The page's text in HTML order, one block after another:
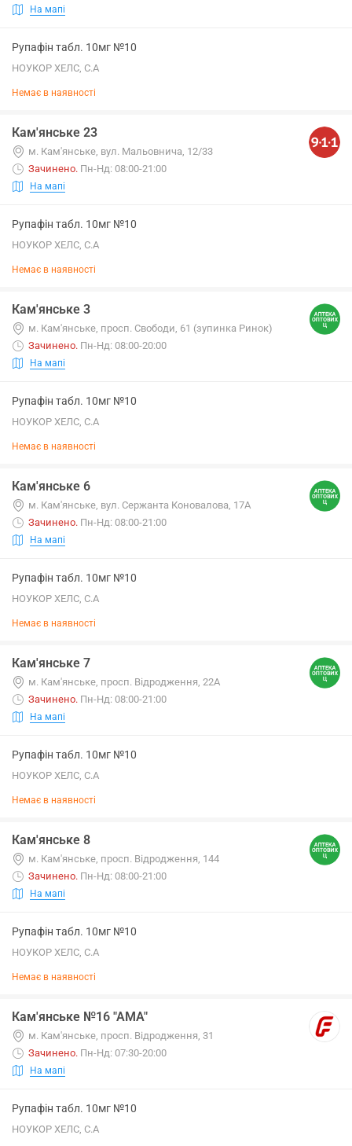
На мапі
Рупафін табл. 10мг №10
НОУКОР ХЕЛС, С.А
Немає в наявності
Кам'янське 23
м. Кам'янське, вул. Мальовнича, 12/33
Зачинено. Пн-Нд: 08:00-21:00
На мапі
Рупафін табл. 10мг №10
НОУКОР ХЕЛС, С.А
Немає в наявності
Кам'янське 3
м. Кам'янське, просп. Свободи, 61 (зупинка Ринок)
Зачинено. Пн-Нд: 08:00-20:00
На мапі
Рупафін табл. 10мг №10
НОУКОР ХЕЛС, С.А
Немає в наявності
Кам'янське 6
м. Кам'янське, вул. Сержанта Коновалова, 17А
Зачинено. Пн-Нд: 08:00-21:00
На мапі
Рупафін табл. 10мг №10
НОУКОР ХЕЛС, С.А
Немає в наявності
Кам'янське 7
м. Кам'янське, просп. Відродження, 22А
Зачинено. Пн-Нд: 08:00-21:00
На мапі
Рупафін табл. 10мг №10
НОУКОР ХЕЛС, С.А
Немає в наявності
Кам'янське 8
м. Кам'янське, просп. Відродження, 144
Зачинено. Пн-Нд: 08:00-21:00
На мапі
Рупафін табл. 10мг №10
НОУКОР ХЕЛС, С.А
Немає в наявності
Кам'янське №16 "АМА"
м. Кам'янське, просп. Відродження, 31
Зачинено. Пн-Нд: 07:30-20:00
На мапі
Рупафін табл. 10мг №10
НОУКОР ХЕЛС, С.А